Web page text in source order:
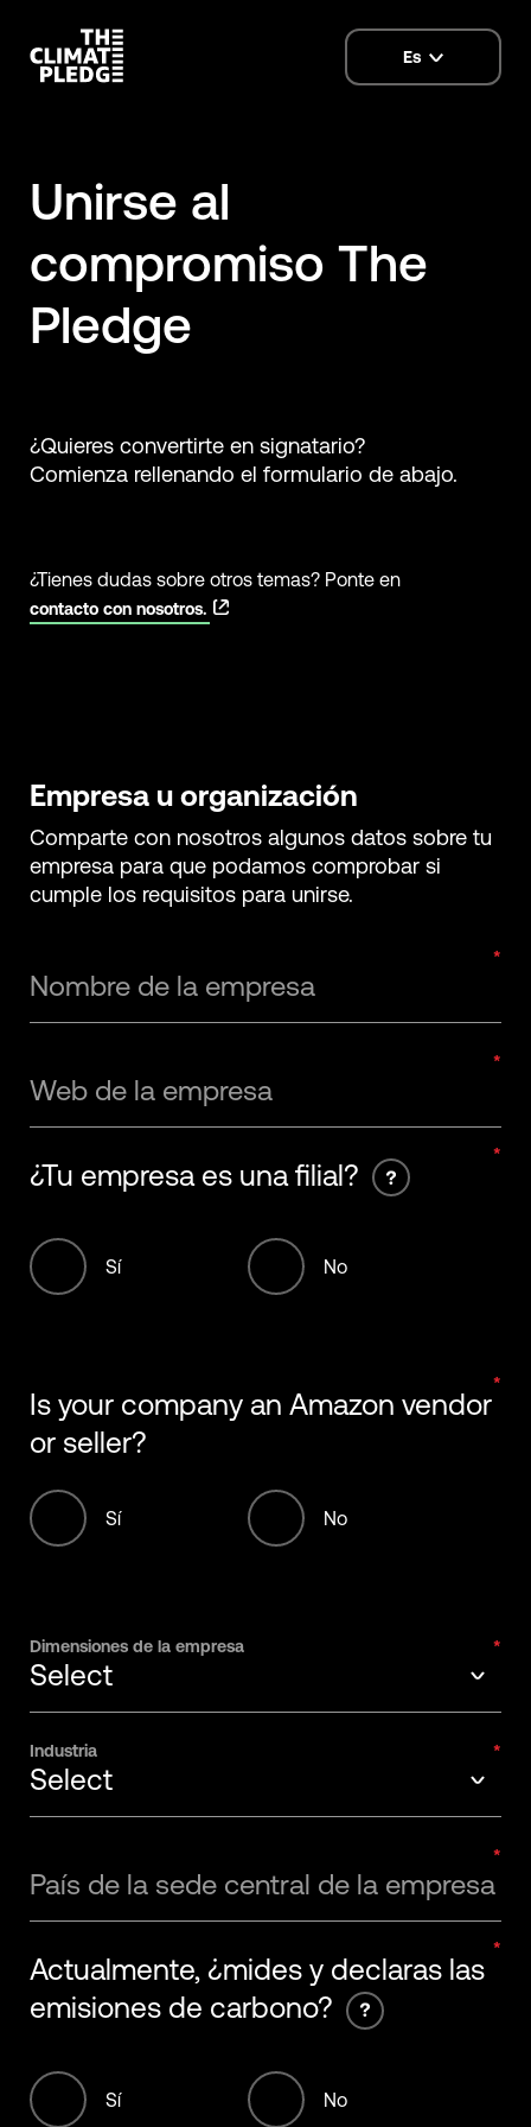
language
Es
Unirse al
compromiso The
Pledge
¿Quieres convertirte en signatario?
Comienza rellenando el formulario de abajo.
¿Tienes dudas sobre otros temas? Ponte en
contacto con nosotros.
Empresa u organización
Comparte con nosotros algunos datos sobre tu
empresa para que podamos comprobar si
cumple los requisitos para unirse.
Nombre de la empresa
Web de la empresa
¿Tu empresa es una filial?
Sí No
Is your company an Amazon vendor
or seller?
Sí No
Dimensiones de la empresa
Select
Select
1-20 Employees
51-200 Employees
201-500 Employees
1001-5000 Employees
Industria
Select
Apparel
Biotech, healthcare & pharma
Energy and Power
Food, beverage & agriculture
País de la sede central de la empresa
Actualmente, ¿mides y declaras las
emisiones de carbono?
Sí No